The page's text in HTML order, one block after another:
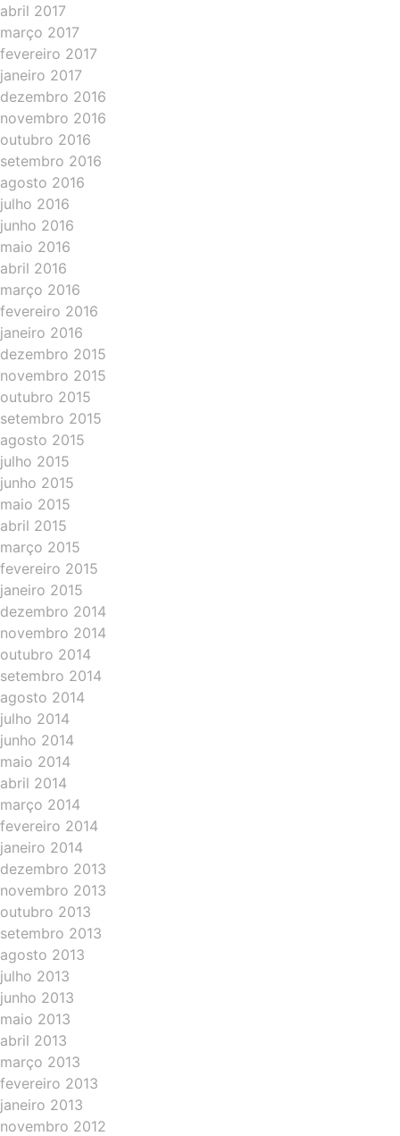
abril 2017
março 2017
fevereiro 2017
janeiro 2017
dezembro 2016
novembro 2016
outubro 2016
setembro 2016
agosto 2016
julho 2016
junho 2016
maio 2016
abril 2016
março 2016
fevereiro 2016
janeiro 2016
dezembro 2015
novembro 2015
outubro 2015
setembro 2015
agosto 2015
julho 2015
junho 2015
maio 2015
abril 2015
março 2015
fevereiro 2015
janeiro 2015
dezembro 2014
novembro 2014
outubro 2014
setembro 2014
agosto 2014
julho 2014
junho 2014
maio 2014
abril 2014
março 2014
fevereiro 2014
janeiro 2014
dezembro 2013
novembro 2013
outubro 2013
setembro 2013
agosto 2013
julho 2013
junho 2013
maio 2013
abril 2013
março 2013
fevereiro 2013
janeiro 2013
novembro 2012